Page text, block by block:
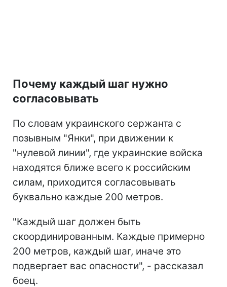
Почему каждый шаг нужно
согласовывать
По словам украинского сержанта с
позывным "Янки", при движении к
"нулевой линии", где украинские войска
находятся ближе всего к российским
силам, приходится согласовывать
буквально каждые 200 метров.
"Каждый шаг должен быть
скоординированным. Каждые примерно
200 метров, каждый шаг, иначе это
подвергает вас опасности", - рассказал
боец.